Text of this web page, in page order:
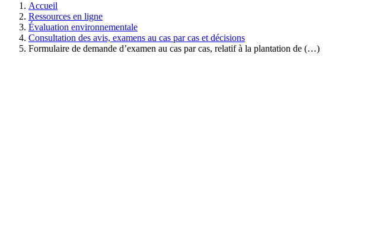
Accueil
Ressources en ligne
Évaluation environnementale
Consultation des avis, examens au cas par cas et décisions
Formulaire de demande d’examen au cas par cas, relatif à la plantation de (…)